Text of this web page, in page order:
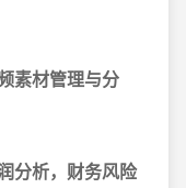
素材管理与分
分析，财务风险